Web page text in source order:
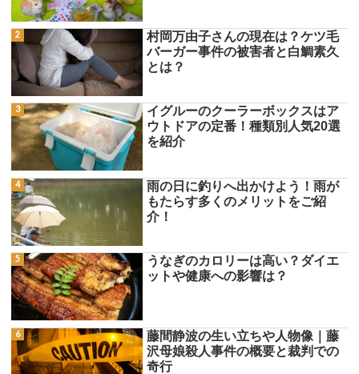
村岡万由子さんの現在は？ケツ毛
バーガー事件の被害者と白鯛素久
とは？
イグルーのクーラーボックスはア
ウトドアの定番！種類別人気20選
を紹介
雨の日に釣りへ出かけよう！雨が
もたらす多くのメリットをご紹
介！
うなぎのカロリーは高い？ダイエ
ットや健康への影響は？
藤間静波の生い立ちや人物像｜藤
沢母娘殺人事件の概要と裁判での
奇行